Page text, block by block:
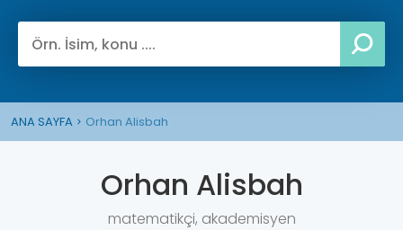
ANA SAYFA Orhan Alisbah
Orhan Alisbah
matematikçi, akademisyen